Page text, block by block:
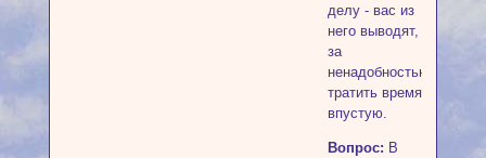
делу - вас из
него выводят,
за
ненадобностью
тратить время
впустую.
Вопрос: В